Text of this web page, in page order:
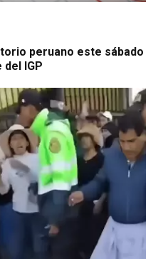
peruano este sábado
IGP